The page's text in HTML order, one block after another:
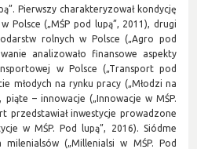
Pierwszy charakteryzował kondycję
Polsce („MŚP pod lupą”, 2011), drugi
rolnych w Polsce („Agro pod
analizowało finansowe aspekty
w Polsce („Transport pod
młodych na rynku pracy („Młodzi na
piąte – innowacje („Innowacje w MŚP.
przedstawiał inwestycje prowadzone
w MŚP. Pod lupą”, 2016). Siódme
(„Millenialsi w MŚP. Pod